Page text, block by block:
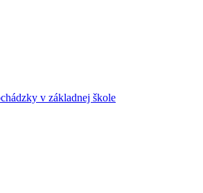
v základnej škole